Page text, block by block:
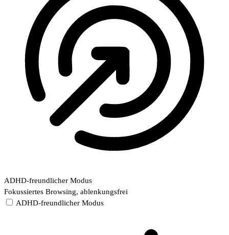
ADHD-freundlicher Modus
Fokussiertes Browsing, ablenkungsfrei
ADHD-freundlicher Modus